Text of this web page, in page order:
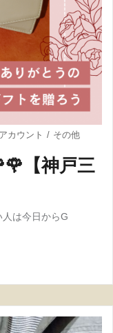
カウント その他
【神戸三
は今日からG